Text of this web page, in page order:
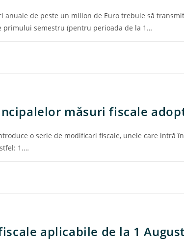
anuale de peste un milion de Euro trebuie să
primului semestru (pentru perioada de la 1…
măsuri fiscale
o serie de modificari fiscale, unele care intră
1.…
aplicabile de la 1